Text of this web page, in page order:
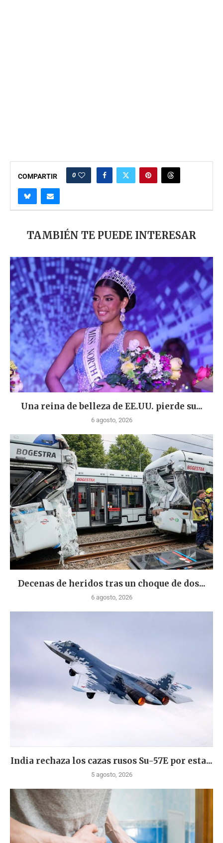
COMPARTIR 0
TAMBIÉN TE PUEDE INTERESAR
Una reina de belleza de EE.UU. pierde su...
6 agosto, 2026
Decenas de heridos tras un choque de dos...
6 agosto, 2026
India rechaza los cazas rusos Su-57E por esta...
5 agosto, 2026